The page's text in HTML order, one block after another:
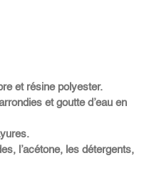
et résine polyester.
et goutte d’eau en
l’acétone, les détergents,